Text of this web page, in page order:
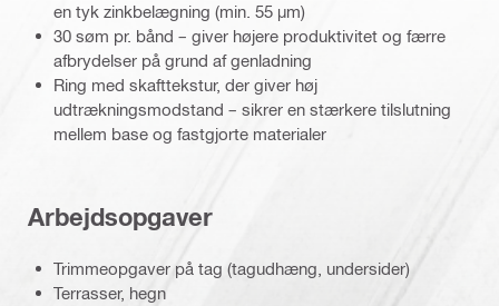
en tyk zinkbelægning (min. 55 µm)
30 søm pr. bånd – giver højere produktivitet og færre
afbrydelser på grund af genladning
Ring med skafttekstur, der giver høj
udtrækningsmodstand – sikrer en stærkere tilslutning
mellem base og fastgjorte materialer
Arbejdsopgaver
Trimmeopgaver på tag (tagudhæng, undersider)
Terrasser, hegn